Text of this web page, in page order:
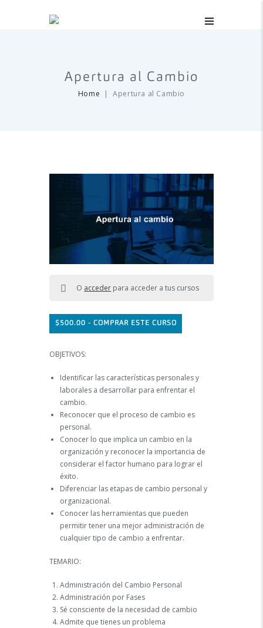
Apertura al Cambio
Home Apertura al Cambio
O acceder para acceder a tus cursos
$500.00 - COMPRAR ESTE CURSO
OBJETIVOS:
Identificar las características personales y
laborales a desarrollar para enfrentar el
cambio.
Reconocer que el proceso de cambio es
personal.
Conocer lo que implica un cambio en la
organización y reconocer la importancia de
considerar el factor humano para lograr el
éxito.
Diferenciar las etapas de cambio personal y
organizacional.
Conocer las herramientas que pueden
permitir tener una mejor administración de
cualquier tipo de cambio a enfrentar.
TEMARIO:
Administración del Cambio Personal
Administración por Fases
Sé consciente de la necesidad de cambio
Admite que tienes un problema